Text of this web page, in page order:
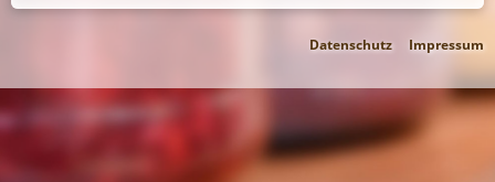
Impressum
Datenschutz